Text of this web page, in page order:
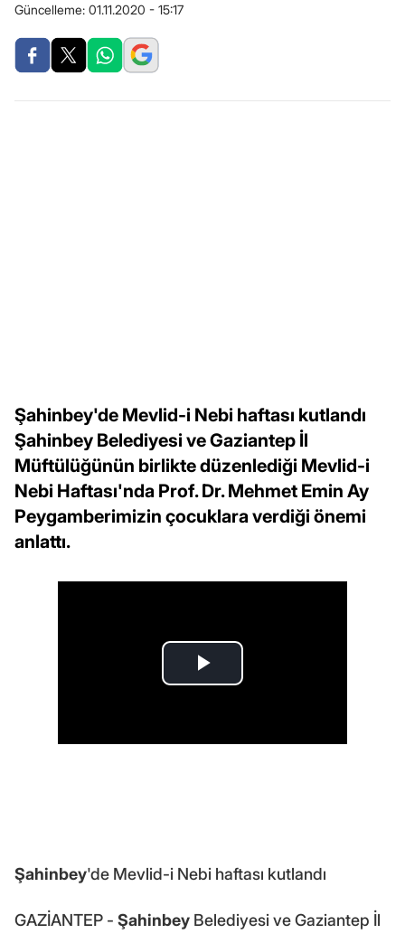
Güncelleme: 01.11.2020 - 15:17
Şahinbey'de Mevlid-i Nebi haftası kutlandı
Şahinbey Belediyesi ve Gaziantep İl
Müftülüğünün birlikte düzenlediği Mevlid-i
Nebi Haftası'nda Prof. Dr. Mehmet Emin Ay
Peygamberimizin çocuklara verdiği önemi
anlattı.
Şahinbey'de Mevlid-i Nebi haftası kutlandı
GAZİANTEP - Şahinbey Belediyesi ve Gaziantep İl